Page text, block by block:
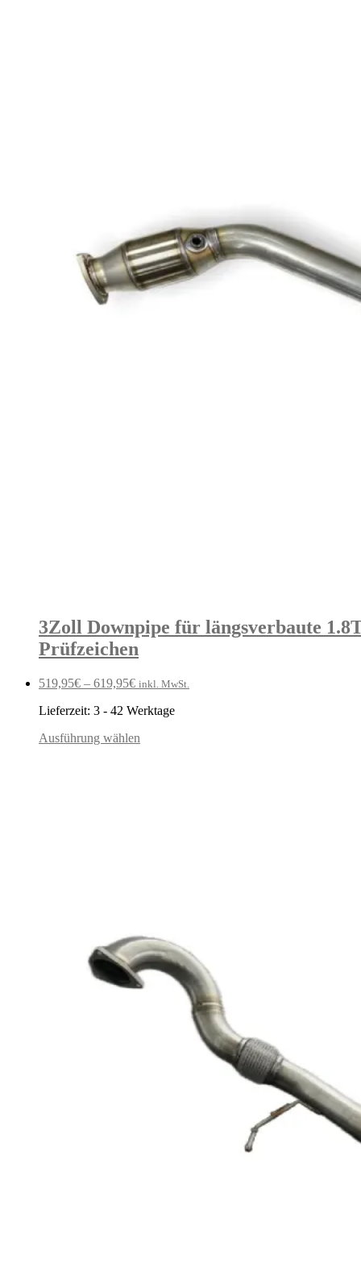
3Zoll Downpipe für längsverbaute
Prüfzeichen
519,95€ – 619,95€ inkl. MwSt.
Lieferzeit: 3 - 42 Werktage
Ausführung wählen